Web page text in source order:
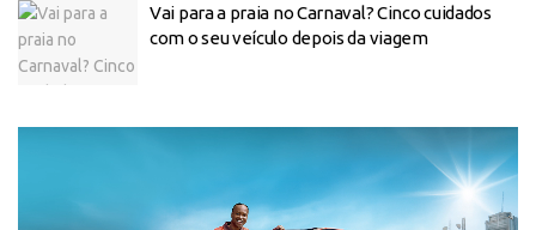
Vai para a praia no Carnaval? Cinco cuidados
com o seu veículo depois da viagem